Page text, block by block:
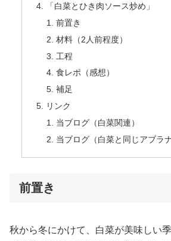
「白菜とひき肉ソース炒め」
前置き
材料（2人前程度）
工程
食レポ（感想）
補足
リンク
当ブログ（白菜関連）
当ブログ（白菜と同じアブラ
前置き
秋から冬にかけて、白菜が美味しい